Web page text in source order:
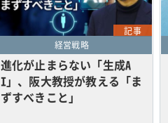
記事
経営戦略
進化が止まらない「生成A
I」、阪大教授が教える「ま
ずすべきこと」